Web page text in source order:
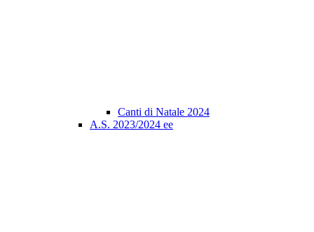
Canti di Natale 2024
A.S. 2023/2024 ee